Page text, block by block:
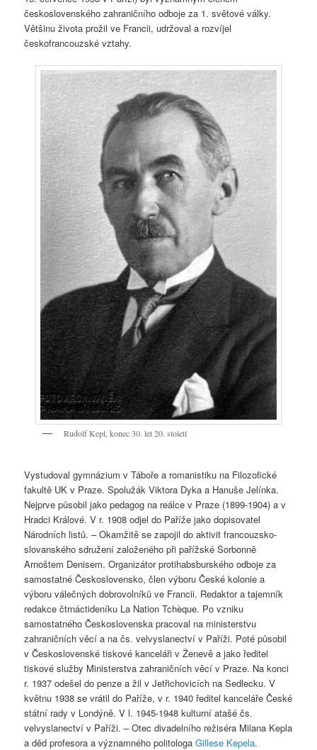
československého zahraničního odboje za 1. světové války.
Většinu života prožil ve Francii, udržoval a rozvíjel
českofrancouzské vztahy.
Rudolf Kepl, konec 30. let 20. století
Vystudoval gymnázium v Táboře a romanistiku na Filozofické
fakultě UK v Praze. Spolužák Viktora Dyka a Hanuše Jelínka.
Nejprve působil jako pedagog na reálce v Praze (1899-1904) a v
Hradci Králové. V r. 1908 odjel do Paříže jako dopisovatel
Národních listů. – Okamžitě se zapojil do aktivit francouzsko-
slovanského sdružení založeného při pařížské Sorbonně
Arnoštem Denisem. Organizátor protihabsburského odboje za
samostatné Československo, člen výboru České kolonie a
výboru válečných dobrovolníků ve Francii. Redaktor a tajemník
redakce čtrnáctideníku La Nation Tchèque. Po vzniku
samostatného Československa pracoval na ministerstvu
zahraničních věcí a na čs. velvyslanectví v Paříži. Poté působil
v Československé tiskové kanceláři v Ženevě a jako ředitel
tiskové služby Ministerstva zahraničních věcí v Praze. Na konci
r. 1937 odešel do penze a žil v Jetřichovicích na Sedlecku. V
květnu 1938 se vrátil do Paříže, v r. 1940 ředitel kanceláře České
státní rady v Londýně. V l. 1945-1948 kulturní atašé čs.
velvyslanectví v Paříži. – Otec divadelního režiséra Milana Kepla
a děd profesora a významného politologaGillese Kepela.